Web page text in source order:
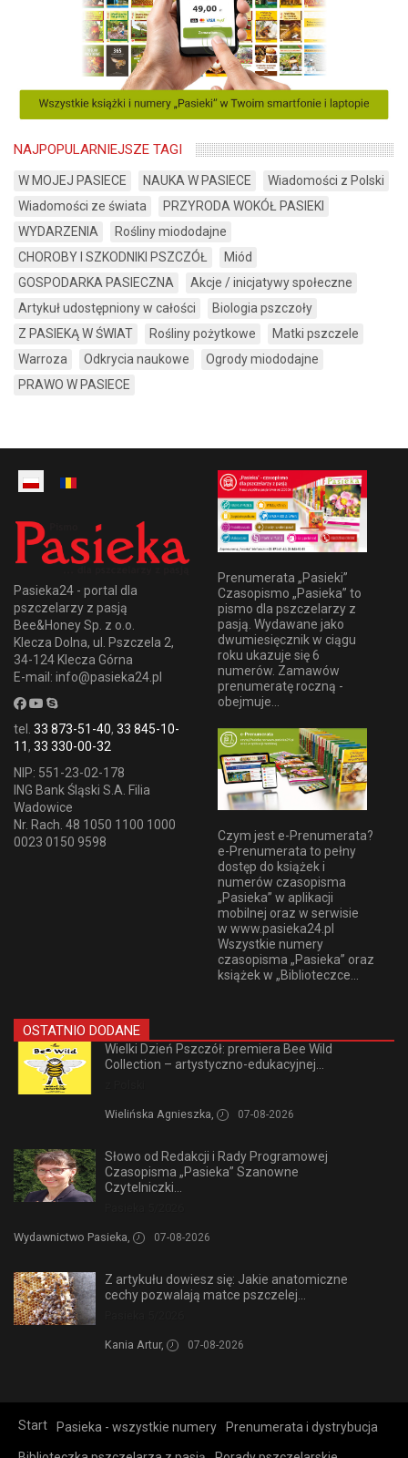
NAJPOPULARNIEJSZE TAGI
W MOJEJ PASIECE NAUKA W PASIECE
Wiadomości z Polski
Wiadomości ze świata
PRZYRODA WOKÓŁ PASIEKI
WYDARZENIA
Rośliny miododajne
CHOROBY I SZKODNIKI PSZCZÓŁ
Miód
GOSPODARKA PASIECZNA
Akcje / inicjatywy społeczne
Artykuł udostępniony w całości
Biologia pszczoły
Z PASIEKĄ W ŚWIAT
Rośliny pożytkowe
Matki pszczele
Warroza
Odkrycia naukowe
Ogrody miododajne
PRAWO W PASIECE
Pasieka24 - portal dla
pszczelarzy z pasją
Bee&Honey Sp. z o.o.
Klecza Dolna, ul. Pszczela 2,
34-124 Klecza Górna
E-mail: info@pasieka24.pl
tel. 33 873-51-40, 33 845-10-
11, 33 330-00-32
NIP: 551-23-02-178
ING Bank Śląski S.A. Filia
Wadowice
Nr. Rach. 48 1050 1100 1000
0023 0150 9598
Prenumerata „Pasieki”
Czasopismo „Pasieka” to
pismo dla pszczelarzy z
pasją. Wydawane jako
dwumiesięcznik w ciągu
roku ukazuje się 6
numerów. Zamawów
prenumeratę roczną -
obejmuje...
Czym jest e-Prenumerata?
e-Prenumerata to pełny
dostęp do książek i
numerów czasopisma
„Pasieka” w aplikacji
mobilnej oraz w serwisie
w www.pasieka24.pl
Wszystkie numery
czasopisma „Pasieka” oraz
książek w „Biblioteczce...
OSTATNIO DODANE
Wielki Dzień Pszczół: premiera Bee Wild
Collection – artystyczno-edukacyjnej...
Wielińska Agnieszka, 07-08-2026
Słowo od Redakcji i Rady Programowej
Czasopisma „Pasieka” Szanowne
Czytelniczki...
Wydawnictwo Pasieka, 07-08-2026
Z artykułu dowiesz się: Jakie anatomiczne
cechy pozwalają matce pszczelej...
Kania Artur, 07-08-2026
Start Pasieka - wszystkie numery Prenumerata i dystrybucja